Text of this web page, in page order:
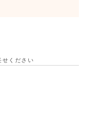
ください